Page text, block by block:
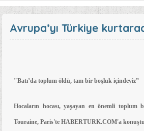
Avrupa’yı Türkiye
"Batı’da toplum öldü, tam bir boşluk içindeyiz”
Hocaların hocası, yaşayan en önemli toplum
Touraine, Paris'te HABERTURK.COM'a